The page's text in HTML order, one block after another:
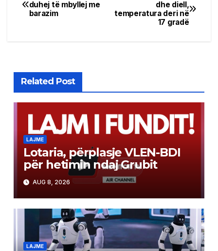
navigation
dhe diell,
temperatura deri në
17 gradë
duhej të mbyllej me
barazim
Related Post
LAJME
Lotaria, përplasje VLEN-BDI
për hetimin ndaj Grubit
AUG 8, 2026
LAJME